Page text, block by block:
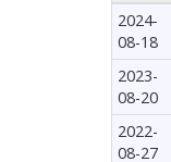
2024-
08-18
2023-
08-20
2022-
08-27